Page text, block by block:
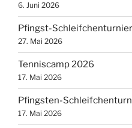
6. Juni 2026
Pfingst-Schleifchenturnier
27. Mai 2026
Tenniscamp 2026
17. Mai 2026
Pfingsten-
17. Mai 2026